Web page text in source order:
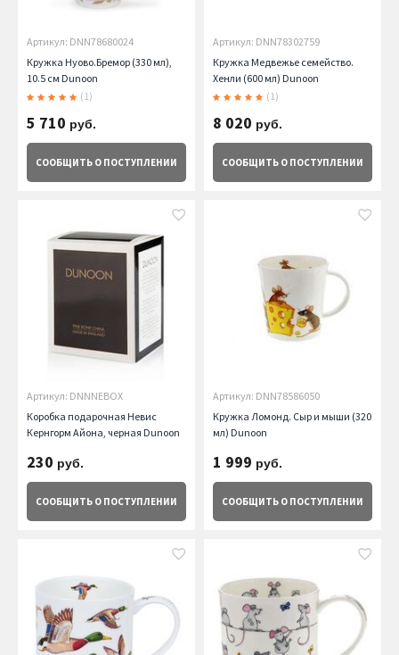
Артикул: DNN78680024
Кружка Нуово.Бремор (330 мл),
10.5 см Dunoon
(1)
5 710 руб.
СООБЩИТЬ О ПОСТУПЛЕНИИ
Артикул: DNN78302759
Кружка Медвежье семейство.
Хенли (600 мл) Dunoon
(1)
8 020 руб.
СООБЩИТЬ О ПОСТУПЛЕНИИ
Артикул: DNNNEBOX
Коробка подарочная Невис
Кернгорм Айона, черная Dunoon
230 руб.
СООБЩИТЬ О ПОСТУПЛЕНИИ
Артикул: DNN78586050
Кружка Ломонд. Сыр и мыши (320
мл) Dunoon
1 999 руб.
СООБЩИТЬ О ПОСТУПЛЕНИИ